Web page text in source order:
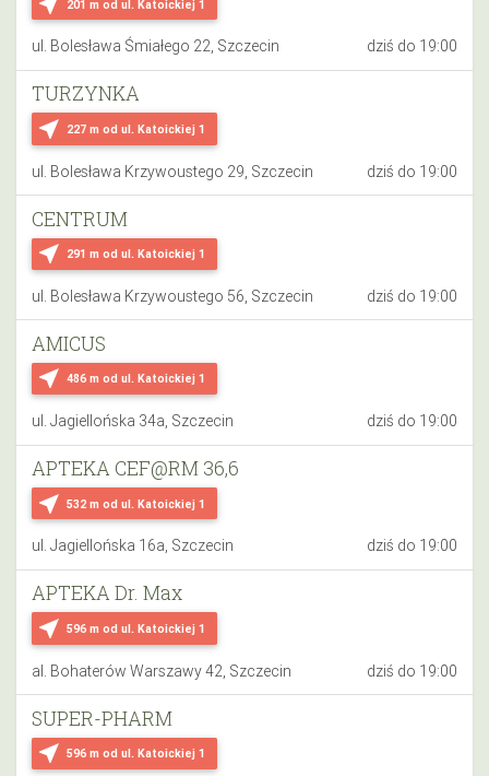
201 m od ul. Katoickiej 1
ul. Bolesława Śmiałego 22, Szczecin dziś do 19:00
near_me 227 m od ul. Katoickiej 1
TURZYNKA
ul. Bolesława Krzywoustego 29, Szczecin dziś do 19:00
near_me 291 m od ul. Katoickiej 1
CENTRUM
ul. Bolesława Krzywoustego 56, Szczecin dziś do 19:00
near_me 486 m od ul. Katoickiej 1
AMICUS
ul. Jagiellońska 34a, Szczecin dziś do 19:00
near_me 532 m od ul. Katoickiej 1
APTEKA CEF@RM 36,6
ul. Jagiellońska 16a, Szczecin dziś do 19:00
near_me 596 m od ul. Katoickiej 1
APTEKA Dr. Max
al. Bohaterów Warszawy 42, Szczecin dziś do 19:00
near_me 596 m od ul. Katoickiej 1
SUPER-PHARM